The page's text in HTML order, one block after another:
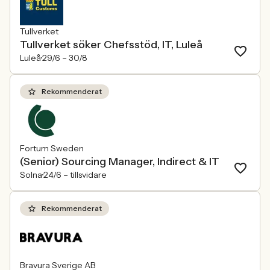
Tullverket
Tullverket söker Chefsstöd, IT, Luleå
Luleå29/6 – 30/8
Rekommenderat
Fortum Sweden
(Senior) Sourcing Manager, Indirect & IT
Solna24/6 – tillsvidare
Rekommenderat
Bravura Sverige AB